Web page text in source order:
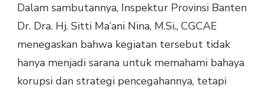
Dalam sambutannya, Inspektur Provinsi Banten
Dr. Dra. Hj. Sitti Ma’ani Nina, M.Si., CGCAE
menegaskan bahwa kegiatan tersebut tidak
hanya menjadi sarana untuk memahami bahaya
korupsi dan strategi pencegahannya, tetapi